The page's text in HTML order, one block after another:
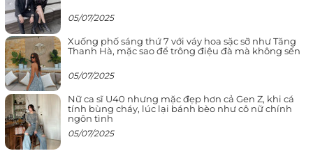
05/07/2025
Xuống phố sáng thứ 7 với váy hoa sặc sỡ như Tăng
Thanh Hà, mặc sao để trông điệu đà mà không sến
05/07/2025
Nữ ca sĩ U40 nhưng mặc đẹp hơn cả Gen Z, khi cá
tính bùng cháy, lúc lại bánh bèo như cô nữ chính
ngôn tình
05/07/2025